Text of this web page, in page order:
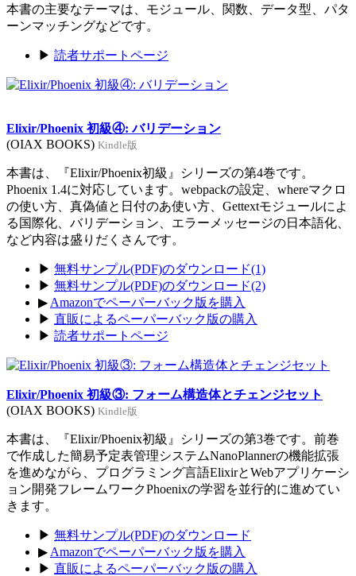
本書の主要なテーマは、モジュール、関数、データ型、パタ
ーンマッチングなどです。
▶ 読者サポートページ
Elixir/Phoenix 初級④: バリデーション
(OIAX BOOKS) Kindle版
本書は、『Elixir/Phoenix初級』シリーズの第4巻です。
Phoenix 1.4に対応しています。webpackの設定、whereマクロ
の使い方、真偽値と日付のあ使い方、Gettextモジュールによ
る国際化、バリデーション、エラーメッセージの日本語化、
など内容は盛りだくさんです。
▶ 無料サンプル(PDF)のダウンロード(1)
▶ 無料サンプル(PDF)のダウンロード(2)
▶ Amazonでペーパーバック版を購入
▶ 直販によるペーパーバック版の購入
▶ 読者サポートページ
Elixir/Phoenix 初級③: フォーム構造体とチェンジセット
(OIAX BOOKS) Kindle版
本書は、『Elixir/Phoenix初級』シリーズの第3巻です。前巻
で作成した簡易予定表管理システムNanoPlannerの機能拡張
を進めながら、プログラミング言語ElixirとWebアプリケーシ
ョン開発フレームワークPhoenixの学習を並行的に進めてい
きます。
▶ 無料サンプル(PDF)のダウンロード
▶ Amazonでペーパーバック版を購入
▶ 直販によるペーパーバック版の購入